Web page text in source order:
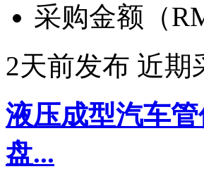
采购金额（
2天前发布 近期
液压成型汽车
盘...